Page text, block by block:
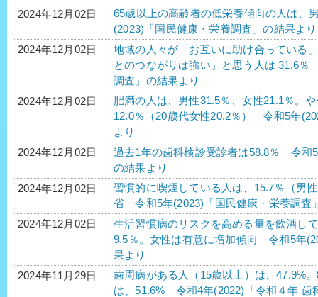
2024年12月02日
65歳以上の高齢者の低栄養傾向の人は
(2023)「国民健康・栄養調査」の結果より
2024年12月02日
地域の人々が「お互いに助け合っている
とのつながりは強い」と思う人は 31.6
調査」の結果より
2024年12月02日
肥満の人は、男性31.5％、女性21.1％。
12.0％（20歳代女性20.2％） 令和5年
より
2024年12月02日
過去1年の歯科検診受診者は58.8％ 令和
の結果より
2024年12月02日
習慣的に喫煙している人は、15.7％（男
省 令和5年(2023)「国民健康・栄養調査
2024年12月02日
生活習慣病のリスクを高める量を飲酒し
9.5％。女性は有意に増加傾向 令和5年
果より
2024年11月29日
歯周病がある人（15歳以上）は、47.9%
は、51.6% 令和4年(2022)「令和４年 歯